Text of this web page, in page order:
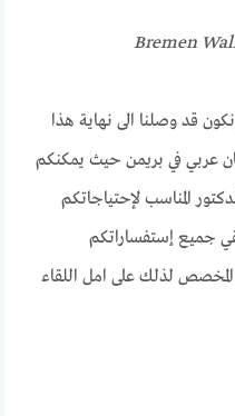
Bremen
نكون قد وصلنا الى نهاية هذا
عربي في بريمن حيث يمكنكم
المناسب لإحتياجاتكم
جميع إستفساراتكم
المخصص لذلك على امل اللقاء